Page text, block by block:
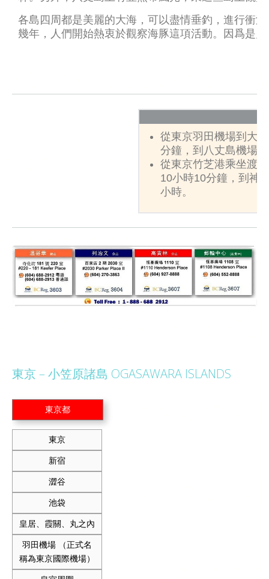
各島四周都是美麗的大海，可以盡情垂釣，進行衝
幾年，人們開始熱衷於觀察海豚這項活動。因爲是
從東京羽田機場到大
分鐘，到八丈島機場
從東京竹芝港乘坐渡
10小時10分鐘，到神
小時。
東京 – 小笠原諸島 OGASAWARA ISLANDS
東京都
東京
新宿
澀谷
池袋
皇居、霞關、丸之內
羽田機場 （正式名
稱為東京國際機場）